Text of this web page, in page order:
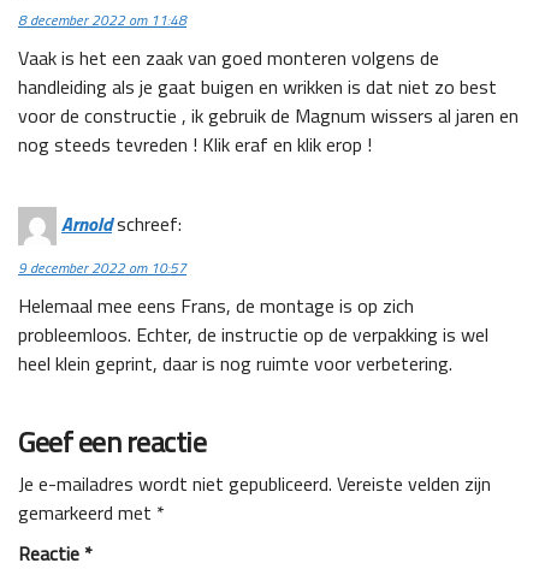
8 december 2022 om 11:48
Vaak is het een zaak van goed monteren volgens de
handleiding als je gaat buigen en wrikken is dat niet zo best
voor de constructie , ik gebruik de Magnum wissers al jaren en
nog steeds tevreden ! Klik eraf en klik erop !
Arnoldschreef:
9 december 2022 om 10:57
Helemaal mee eens Frans, de montage is op zich
probleemloos. Echter, de instructie op de verpakking is wel
heel klein geprint, daar is nog ruimte voor verbetering.
Geef een reactie
Je e-mailadres wordt niet gepubliceerd. Vereiste velden zijn
gemarkeerd met *
Reactie *